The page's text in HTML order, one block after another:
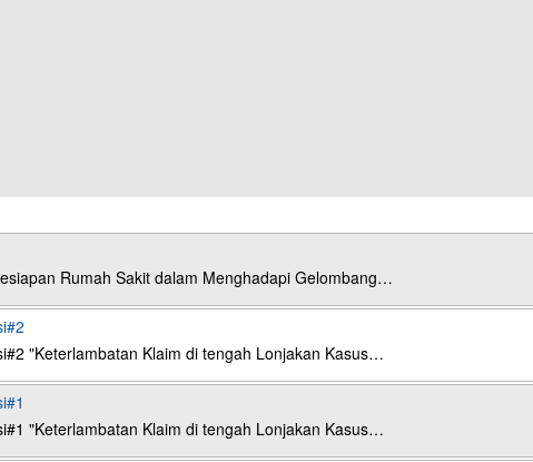
Rumah Sakit dalam Menghadapi Gelombang…
"Keterlambatan Klaim di tengah Lonjakan Kasus…
"Keterlambatan Klaim di tengah Lonjakan Kasus…